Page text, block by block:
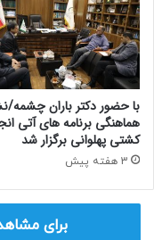
با حضور دکتر باران
هماهنگی برنامه های آتی
کشتی پهلوانی برگزار شد
3 هفته پیش
برای